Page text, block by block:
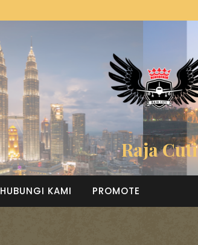
Raja Cuti
HUBUNGI KAMI PROMOTE